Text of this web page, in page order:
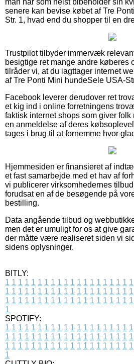
senere kan bevise købet af Tre
Str. 1, hvad end du shopper til en
Trustpilot tilbyder immervæk
besigtige ret mange andre køberes
tilråder vi, at du iagttager internet
af Tre Ponti Mini hundeSele USA-
Facebook leverer derudover ret
et kig ind i online forretningens
faktisk internet shops som giver
en anmeldelse af deres
tages i brug til at fornemme hvor
Hjemmesiden er finansieret af
et fast samarbejde med et hav af
vi publicerer virksomhedernes
forudsat en af de besøgende på
bestilling.
Data angående tilbud og
men det er umuligt for os at give
der måtte være realiseret siden vi
sidens oplysninger.
BITLY:
1 1 1 1 1 1 1 1 1 1 1 1 1 1 1 1 1 1 1 1
1 1 1 1 1 1 1 1 1 1 1 1 1 1 1 1 1 1 1 1
1 1 1 1 1 1 1 1 1 1 1 1 1 1 1 1 1 1 1 1
1
SPOTIFY:
1 1 1 1 1 1 1 1 1 1 1 1 1 1 1 1 1 1 1 1
1 1 1 1 1 1 1 1 1 1 1 1 1 1 1 1 1 1 1 1
1 1 1 1 1 1 1 1 1 1 1 1 1 1 1 1 1 1 1 1
1